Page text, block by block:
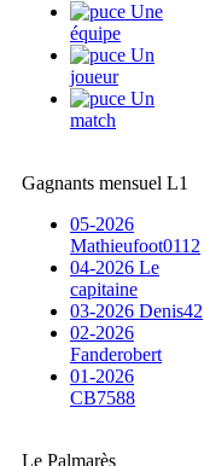
Une
équipe
Un
joueur
Un
match
Gagnants mensuel L1
05-2026
Mathieufoot0112
04-2026 Le
capitaine
03-2026 Denis42
02-2026
Fanderobert
01-2026
CB7588
Le Palmarès